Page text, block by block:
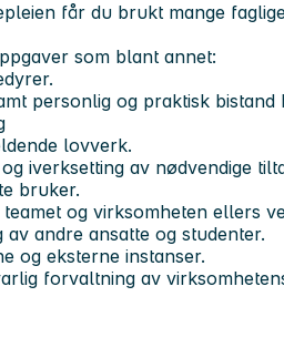
får du brukt mange
som blant annet:
personlig og praktisk
lovverk.
iverksetting av nødvendige
bruker.
og virksomheten ellers
andre ansatte og studenter.
og eksterne instanser.
forvaltning av